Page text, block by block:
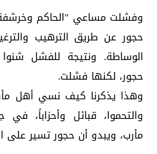
و‏فشلت مساعي "الحاكم
حجور عن طريق الترهيب
الوساطة. ونتيجة للفشل
حجور، لكنها فشلت.
والتحموا، قبائل وأحزاباً،
مأرب، ويبدو أن حجور تسير على